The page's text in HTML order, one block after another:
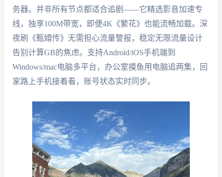
务器。并非所有节点都适合追剧——它精选影音加速专
线，独享100M带宽，即便4K《繁花》也能流畅加载。深
夜刷《甄嬛传》无需担心流量警报，稳定无限流量设计
告别计算GB的焦虑。支持Android/iOS手机端到
Windows/mac电脑多平台，办公室摸鱼用电脑追两集，回
家路上手机接着看，账号状态实时同步。